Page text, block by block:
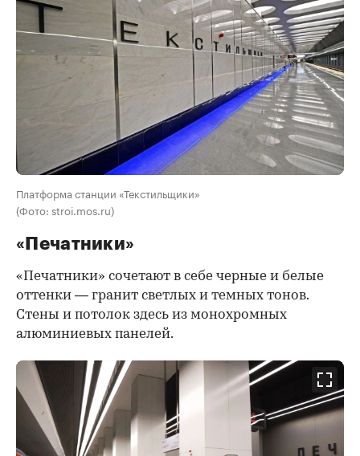
Платформа станции «Текстильщики»
(Фото: stroi.mos.ru)
«Печатники»
«Печатники» сочетают в себе черные и белые
оттенки — гранит светлых и темных тонов.
Стены и потолок здесь из монохромных
алюминиевых панелей.